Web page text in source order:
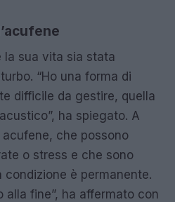
la sua vita sia stata
“Ho una forma di
difficile da gestire, quella
ha spiegato. A
che possono
o stress e che sono
è permanente.
alla fine”, ha affermato con